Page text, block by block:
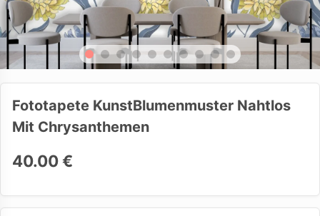
Fototapete KunstBlumenmuster Nahtlos
Mit Chrysanthemen
40.00 €